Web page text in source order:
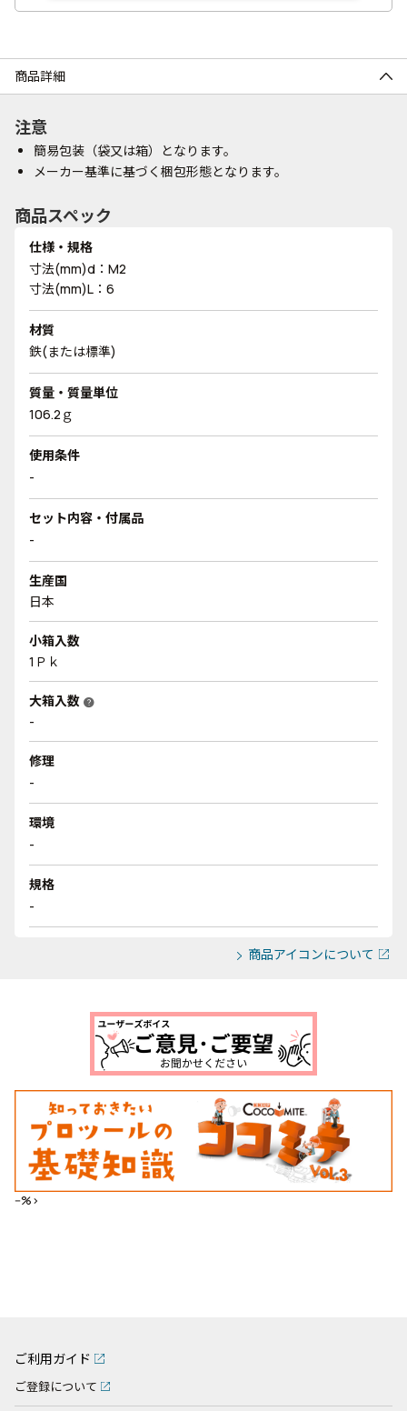
商品詳細
注意
簡易包装（袋又は箱）となります。
メーカー基準に基づく梱包形態となります。
商品スペック
仕様・規格
寸法(mm)d：M2
寸法(mm)L：6
材質
鉄(または標準)
質量・質量単位
106.2ｇ
使用条件
-
セット内容・付属品
-
生産国
日本
小箱入数
1Ｐｋ
大箱入数 help
-
修理
-
環境
-
規格
-
商品アイコンについて
--%>
ご利用ガイド
ご登録について